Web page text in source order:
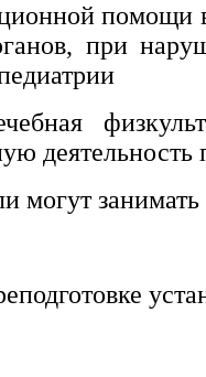
при
могут